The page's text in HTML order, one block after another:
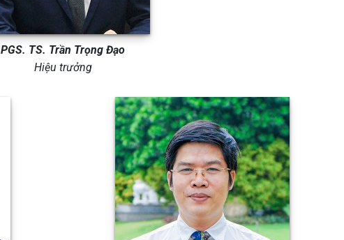
PGS. TS. Trần Trọng Đạo
Hiệu trưởng